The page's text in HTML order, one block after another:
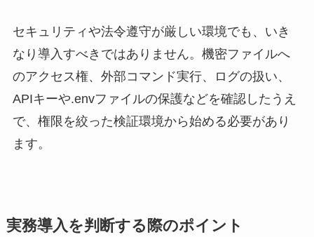
セキュリティや法令遵守が厳しい環境でも、いき
なり導入すべきではありません。機密ファイルへ
のアクセス権、外部コマンド実行、ログの扱い、
APIキーや.envファイルの保護などを確認したうえ
で、権限を絞った検証環境から始める必要があり
ます。
実務導入を判断する際のポイント